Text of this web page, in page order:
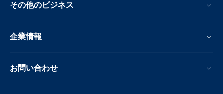
その他のビジネス
企業情報
お問い合わせ